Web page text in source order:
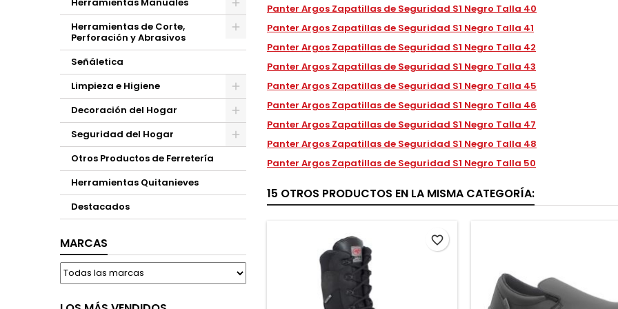
Herramientas de Corte,
Perforación y Abrasivos
Señáletica
Limpieza e Higiene
Decoración del Hogar
Seguridad del Hogar
Otros Productos de Ferretería
Herramientas Quitanieves
Destacados
MARCAS
Panter Argos Zapatillas de Seguridad S1 Negro Talla 40
Panter Argos Zapatillas de Seguridad S1 Negro Talla 41
Panter Argos Zapatillas de Seguridad S1 Negro Talla 42
Panter Argos Zapatillas de Seguridad S1 Negro Talla 43
Panter Argos Zapatillas de Seguridad S1 Negro Talla 45
Panter Argos Zapatillas de Seguridad S1 Negro Talla 46
Panter Argos Zapatillas de Seguridad S1 Negro Talla 47
Panter Argos Zapatillas de Seguridad S1 Negro Talla 48
Panter Argos Zapatillas de Seguridad S1 Negro Talla 50
15 OTROS PRODUCTOS EN LA MISMA CATEGORÍA:
favorite_border